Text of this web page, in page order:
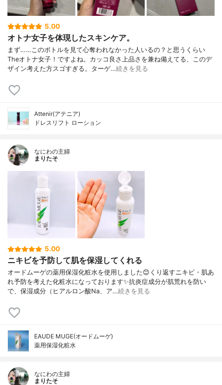
5.00
オトナ女子を体現したスキンケア。
まず……このボトルを見て心奪われなかった人いるの？と思うくらい
Theオトナ女子！ですよね。カッコ良さ上品さを兼ね備えてる、このデ
ザイン考えた方スゴすぎる。ターゲ…続きを見る
Attenir(アテニア)
ドレスリフト ローション
なにわの主婦
まりたそ
5.00
ニキビを予防して肌を保湿してくれる
オードムーゲの薬用保湿化粧水を使用しました😊くり返すニキビ・肌あ
れ予防を考えた化粧水になっております✨抗炎症成分が肌荒れを防い
で、保湿成分（ヒアルロン酸Na、ア…続きを見る
EAUDE MUGE(オードムーゲ)
薬用保湿化粧水
なにわの主婦
まりたそ